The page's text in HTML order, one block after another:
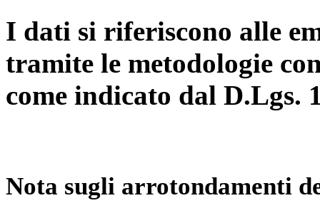
I dati si riferiscono alle
tramite le metodologie
come indicato dal D.Lgs.
Nota sugli arrotondamenti